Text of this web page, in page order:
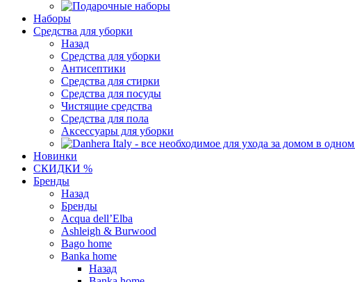
Наборы
Средства для уборки
Назад
Средства для уборки
Антисептики
Средства для стирки
Средства для посуды
Чистящие средства
Средства для пола
Аксессуары для уборки
Новинки
СКИДКИ %
Бренды
Назад
Бренды
Acqua dell’Elba
Ashleigh & Burwood
Bago home
Banka home
Назад